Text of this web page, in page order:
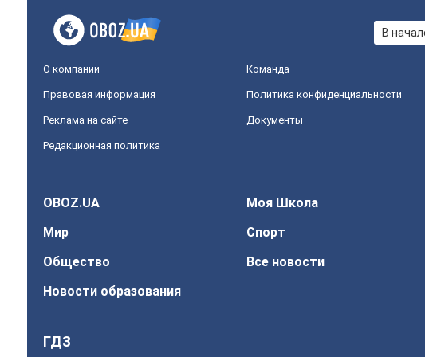
В
О компании Команда
Правовая информация Политика конфиденциальности
Реклама на сайте Документы
Редакционная политика
OBOZ.UA
Моя Школа
Мир
Спорт
Общество
Все новости
Новости образования
ГДЗ